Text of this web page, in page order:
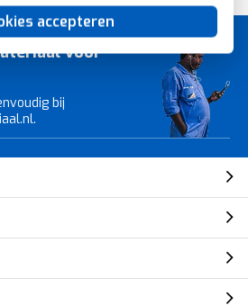
accepteren
voor
bij